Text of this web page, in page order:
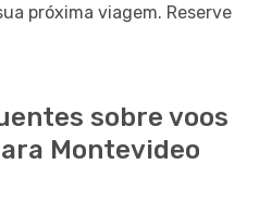
próxima viagem. Reserve
sobre voos
Montevideo